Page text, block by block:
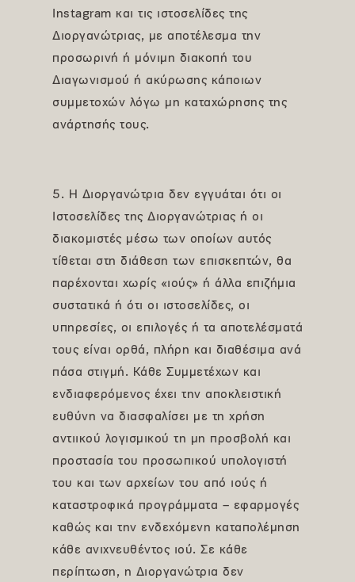
Instagram και τις ιστοσελίδες της
Διοργανώτριας, με αποτέλεσμα την
προσωρινή ή μόνιμη διακοπή του
Διαγωνισμού ή ακύρωσης κάποιων
συμμετοχών λόγω μη καταχώρησης της
ανάρτησής τους.
5. Η Διοργανώτρια δεν εγγυάται ότι οι
Ιστοσελίδες της Διοργανώτριας ή οι
διακομιστές μέσω των οποίων αυτός
τίθεται στη διάθεση των επισκεπτών, θα
παρέχονται χωρίς «ιούς» ή άλλα επιζήμια
συστατικά ή ότι οι ιστοσελίδες, οι
υπηρεσίες, οι επιλογές ή τα αποτελέσματά
τους είναι ορθά, πλήρη και διαθέσιμα ανά
πάσα στιγμή. Κάθε Συμμετέχων και
ενδιαφερόμενος έχει την αποκλειστική
ευθύνη να διασφαλίσει με τη χρήση
αντιικού λογισμικού τη μη προσβολή και
προστασία του προσωπικού υπολογιστή
του και των αρχείων του από ιούς ή
καταστροφικά προγράμματα – εφαρμογές
καθώς και την ενδεχόμενη καταπολέμηση
κάθε ανιχνευθέντος ιού. Σε κάθε
περίπτωση, η Διοργανώτρια δεν